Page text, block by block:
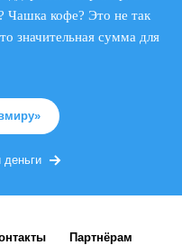
Чашка кофе? Это не так
значительная сумма для
деньги
Партнёрам